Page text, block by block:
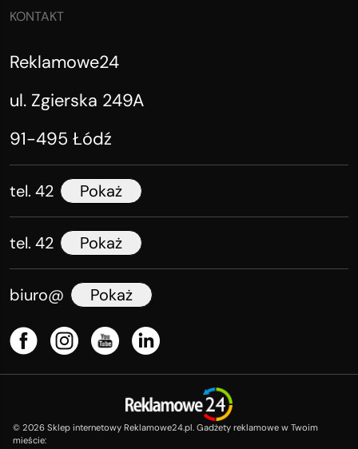
KONTAKT
Reklamowe24
ul. Zgierska 249A
91-495 Łódź
tel. 42 Pokaż
tel. 42 Pokaż
biuro@ Pokaż
© 2026 Sklep internetowy Reklamowe24.pl. Gadżety reklamowe w Twoim
mieście: